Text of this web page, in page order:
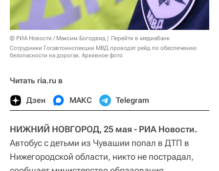
© РИА Новости / Максим Богодвид
Перейти в медиабанк
Сотрудники Госавтоинспекции МВД проводят рейд по обеспечению
безопасности на дорогах. Архивное фото
Читать ria.ru в
Дзен МАКС Telegram
НИЖНИЙ НОВГОРОД, 25 мая - РИА Новости.
Автобус с детьми из Чувашии попал в ДТП в
Нижегородской области, никто не пострадал,